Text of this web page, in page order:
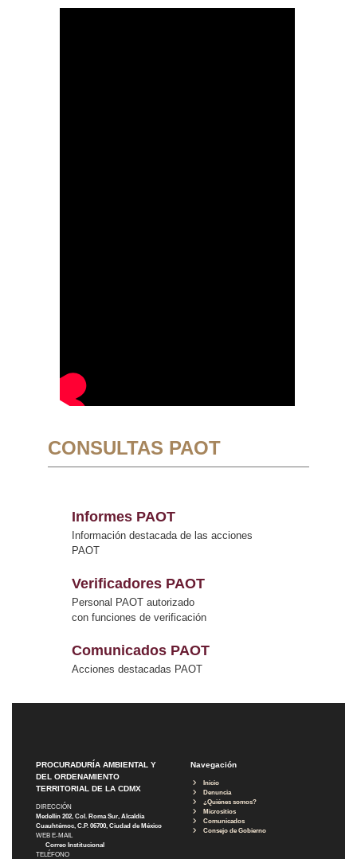
CONSULTAS PAOT
Informes PAOT
Información destacada de las acciones
PAOT
Verificadores PAOT
Personal PAOT autorizado
con funciones de verificación
Comunicados PAOT
Acciones destacadas PAOT
PROCURADURÍA AMBIENTAL Y
DEL ORDENAMIENTO
TERRITORIAL DE LA CDMX
DIRECCIÓN
Medellín 202, Col. Roma Sur, Alcaldía
Cuauhtémoc, C.P. 06700, Ciudad de México
WEB E-MAIL
Correo Institucional
TELÉFONO
Navegación
Inicio
Denuncia
¿Quiénes somos?
Micrositios
Comunicados
Consejo de Gobierno